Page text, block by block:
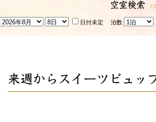
空室検索
日付未定 泊数
来週からスイーツビュッ